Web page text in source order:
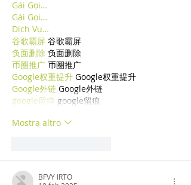
Gái Gọi…
Gái Gọi…
Dịch Vụ…
谷歌霸屏 谷歌霸屏
负面删除 负面删除
币圈推广 币圈推广
Google权重提升 Google权重提升
Google外链 Google外链
google留痕 google留痕
Mostra altro
BFVY IRTO